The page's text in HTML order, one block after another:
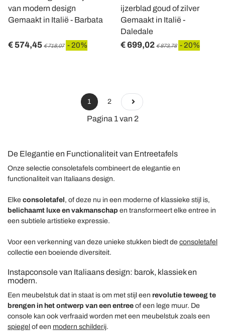
van modern design
Gemaakt in Italië - Barbata
€ 574,45 € 718,07 - 20%
ijzerblad goud of zilver
Gemaakt in Italië -
Daledale
€ 699,02 € 873,78 - 20%
1 2
Pagina 1 van 2
De Elegantie en Functionaliteit van Entreetafels
Onze selectie consoletafels combineert de elegantie en
functionaliteit van Italiaans design.
Elke consoletafel , of deze nu in een moderne of klassieke stijl is,
belichaamt luxe en vakmanschap en transformeert elke entree in
een subtiele artistieke expressie.
Voor een verkenning van deze unieke stukken biedt de consoletafel
collectie een boeiende diversiteit.
Instapconsole van Italiaans design: barok, klassiek en
modern.
Een meubelstuk dat in staat is om met stijl een revolutie teweeg te
brengen in het ontwerp van een entree of een lege muur. De
console kan ook verfraaid worden met een meubelstuk zoals een
spiegel of een modern schilderij.